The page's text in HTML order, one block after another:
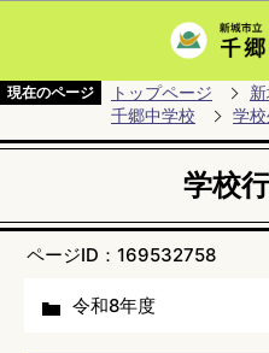
現在のページ トップページ
千郷中学校
学
学校
ページID：169532758
令和8年度